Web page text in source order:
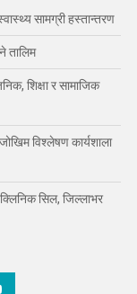
सामग्री हस्तान्तरण
तालिम
शिक्षा र सामाजिक
विश्लेषण कार्यशाला
सिल, जिल्लाभर